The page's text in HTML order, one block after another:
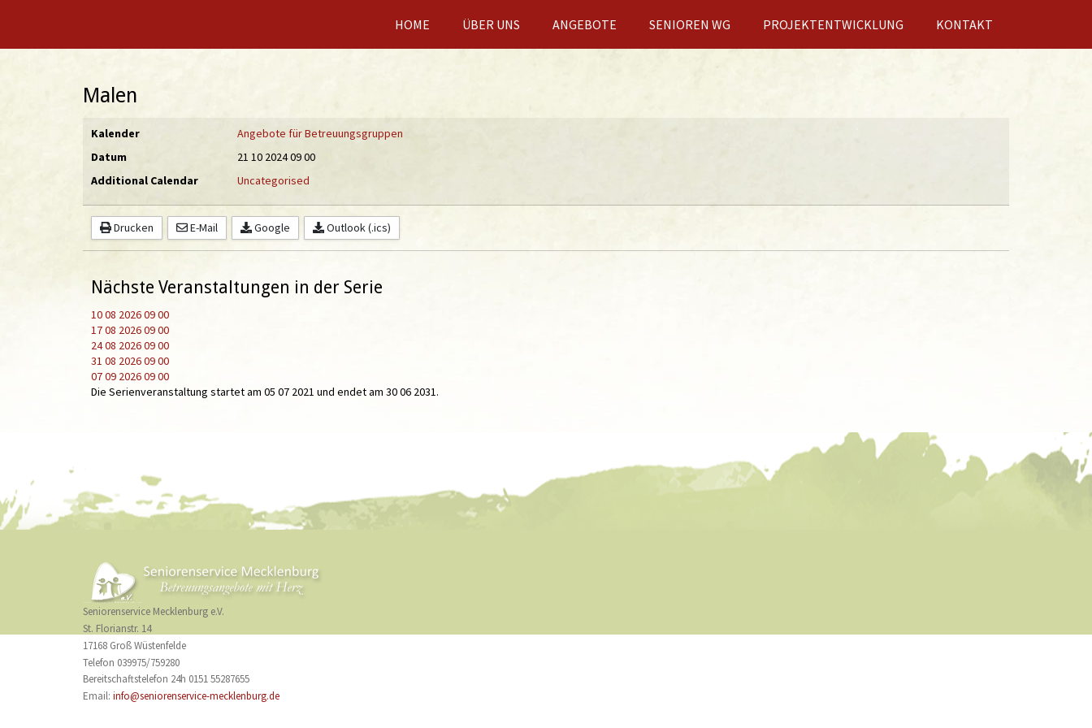
HOME ÜBER UNS ANGEBOTE SENIOREN WG PROJEKTENTWICKLUNG KONTAKT
Malen
Kalender
Angebote für Betreuungsgruppen
Datum
21 10 202409 00
Additional Calendar
Uncategorised
Drucken E-Mail Google Outlook (.ics)
Nächste Veranstaltungen in der Serie
10 08 202609 00
17 08 202609 00
24 08 202609 00
31 08 202609 00
07 09 202609 00
Die Serienveranstaltung startet am 05 07 2021 und endet am 30 06 2031.
Seniorenservice Mecklenburg e.V.
St. Florianstr. 14
17168 Groß Wüstenfelde
Telefon 039975/759280
Bereitschaftstelefon 24h 0151 55287655
Email: info@seniorenservice-mecklenburg.de